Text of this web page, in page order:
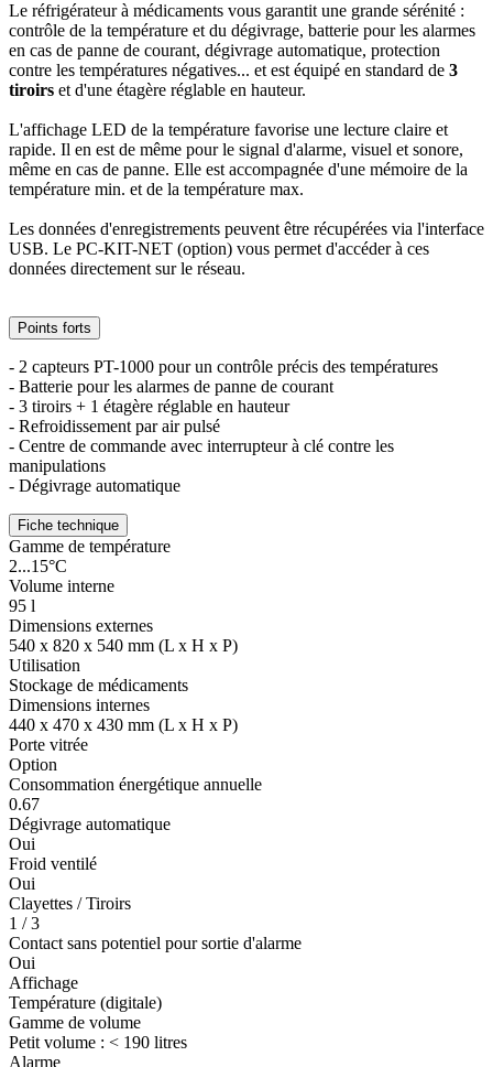
Le réfrigérateur à médicaments vous garantit une grande sérénité :
contrôle de la température et du dégivrage, batterie pour les alarmes
en cas de panne de courant, dégivrage automatique, protection
contre les températures négatives... et est équipé en standard de 3
tiroirs et d'une étagère réglable en hauteur.
L'affichage LED de la température favorise une lecture claire et
rapide. Il en est de même pour le signal d'alarme, visuel et sonore,
même en cas de panne. Elle est accompagnée d'une mémoire de la
température min. et de la température max.
Les données d'enregistrements peuvent être récupérées via l'interface
USB. Le PC-KIT-NET (option) vous permet d'accéder à ces
données directement sur le réseau.
Points forts
- 2 capteurs PT-1000 pour un contrôle précis des températures
- Batterie pour les alarmes de panne de courant
- 3 tiroirs + 1 étagère réglable en hauteur
- Refroidissement par air pulsé
- Centre de commande avec interrupteur à clé contre les
manipulations
- Dégivrage automatique
Fiche technique
Gamme de température
2...15°C
Volume interne
95 l
Dimensions externes
540 x 820 x 540 mm (L x H x P)
Utilisation
Stockage de médicaments
Dimensions internes
440 x 470 x 430 mm (L x H x P)
Porte vitrée
Option
Consommation énergétique annuelle
0.67
Dégivrage automatique
Oui
Froid ventilé
Oui
Clayettes / Tiroirs
1 / 3
Contact sans potentiel pour sortie d'alarme
Oui
Affichage
Température (digitale)
Gamme de volume
Petit volume : < 190 litres
Alarme